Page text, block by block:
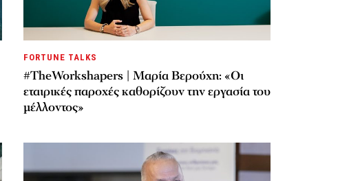
FORTUNE TALKS
#TheWorkshapers | Μαρία Βερούχη: «Οι
εταιρικές παροχές καθορίζουν την εργασία του
μέλλοντος»